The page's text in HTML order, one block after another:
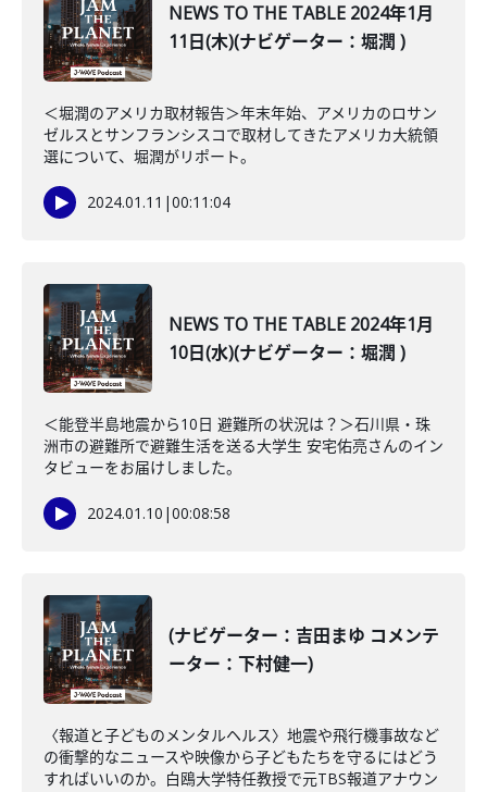
NEWS TO THE TABLE 2024年1月
11日(木)(ナビゲーター：堀潤 )
＜堀潤のアメリカ取材報告＞年末年始、アメリカのロサン
ゼルスとサンフランシスコで取材してきたアメリカ大統領
選について、堀潤がリポート。
2024.01.11 |00:11:04
NEWS TO THE TABLE 2024年1月
10日(水)(ナビゲーター：堀潤 )
＜能登半島地震から10日 避難所の状況は？＞石川県・珠
洲市の避難所で避難生活を送る大学生 安宅佑亮さんのイン
タビューをお届けしました。
2024.01.10 |00:08:58
(ナビゲーター：吉田まゆ コメンテ
ーター：下村健一)
〈報道と子どものメンタルヘルス〉地震や飛行機事故など
の衝撃的なニュースや映像から子どもたちを守るにはどう
すればいいのか。白鴎大学特任教授で元TBS報道アナウン